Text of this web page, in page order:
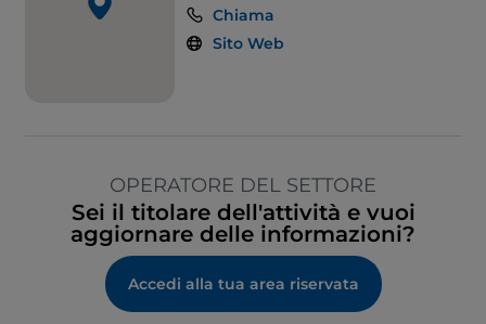
Chiama
Sito Web
OPERATORE DEL SETTORE
Sei il titolare dell'attività e vuoi
aggiornare delle informazioni?
Accedi alla tua area riservata